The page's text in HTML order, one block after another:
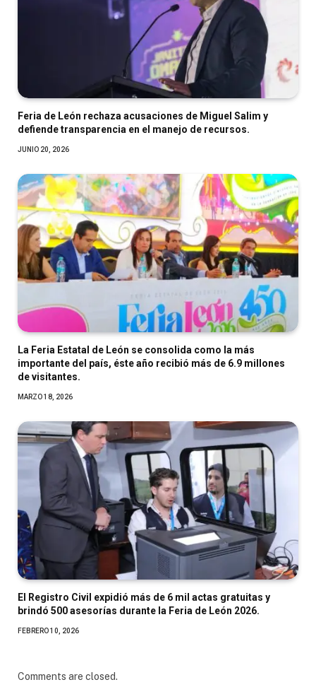
Feria de León rechaza acusaciones de Miguel Salim y
defiende transparencia en el manejo de recursos.
JUNIO 20, 2026
La Feria Estatal de León se consolida como la más
importante del país, éste año recibió más de 6.9 millones
de visitantes.
MARZO 18, 2026
El Registro Civil expidió más de 6 mil actas gratuitas y
brindó 500 asesorías durante la Feria de León 2026.
FEBRERO 10, 2026
Comments are closed.